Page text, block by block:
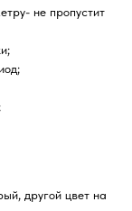
не пропустит
другой цвет на